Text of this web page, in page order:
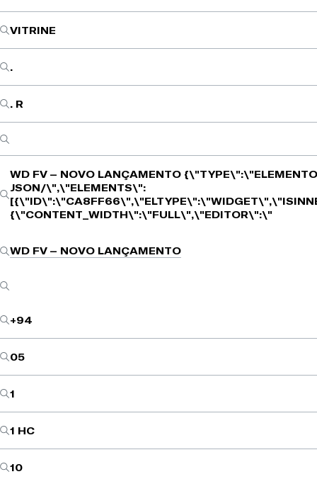
VITRINE
.
. R
WD FV – NOVO LANÇAMENTO
JSON/\",\"ELEMENTS\":
{\"CONTENT_WIDTH\":\"FULL\",\"EDITOR\":\"
WD FV – NOVO LANÇAMENTO
+94
05
1
1 HC
10